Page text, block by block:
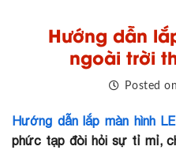
Hướng dẫn
ngoài trời
Posted
Hướng dẫn lắp màn hình
phức tạp đòi hỏi sự tỉ mỉ,